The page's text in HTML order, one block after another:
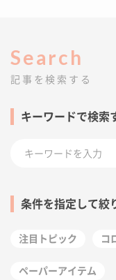
Search
記事を検索する
キーワードで検索
条件を指定して絞
注目トピック コ
ペーパーアイテム